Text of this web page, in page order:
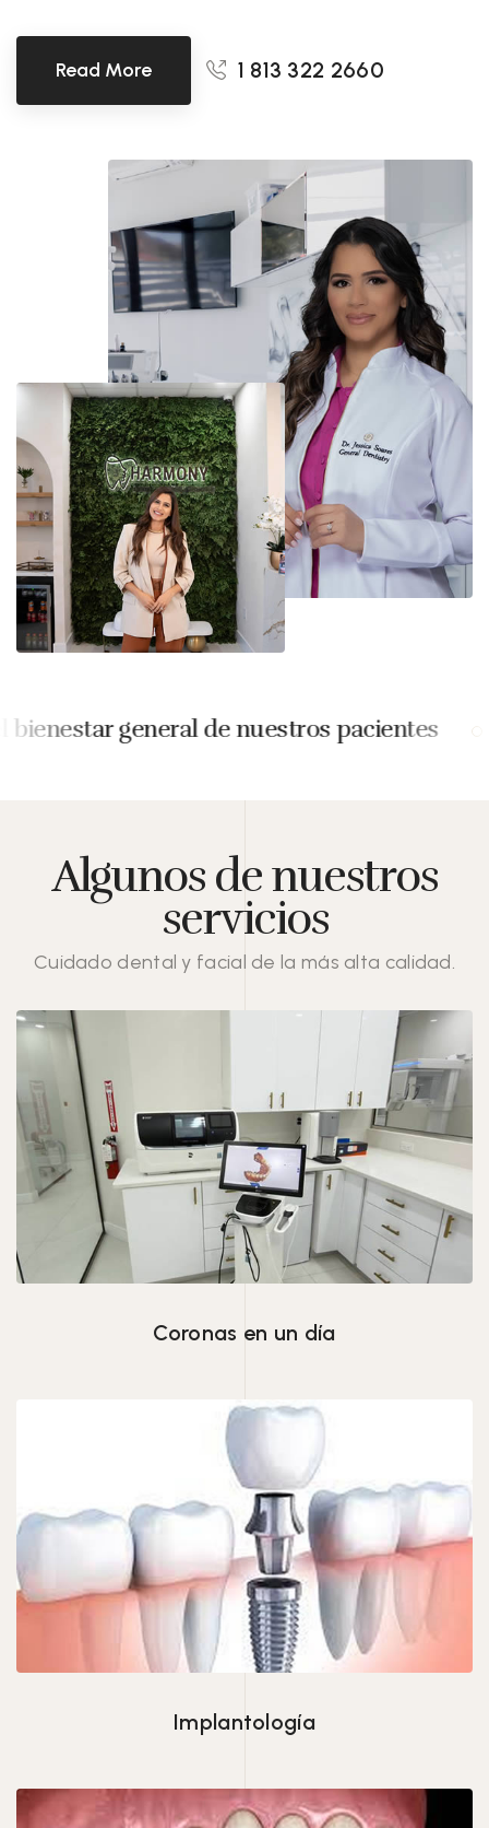
Read More 1 813 322 2660
general de nuestros pacientes
Algunos de nuestros
servicios
Cuidado dental y facial de la más alta calidad.
Coronas en un día.
Coronas en un día
Implantología
Implantología